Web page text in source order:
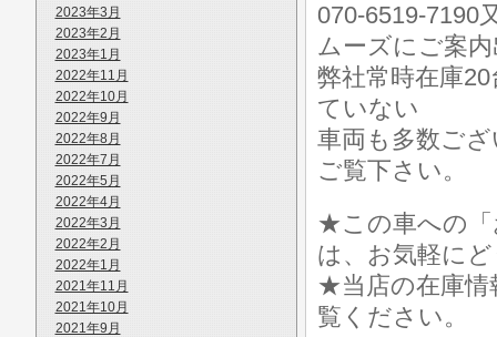
2023年3月
2023年2月
2023年1月
2022年11月
2022年10月
2022年9月
2022年8月
2022年7月
2022年5月
2022年4月
2022年3月
2022年2月
2022年1月
2021年11月
2021年10月
2021年9月
070-6519-7190
ムーズにご案
弊社常時在庫
ていない
車両も多数ご
ご覧下さい。
★この車への「
は、お気軽に
★当店の在庫情
覧ください。